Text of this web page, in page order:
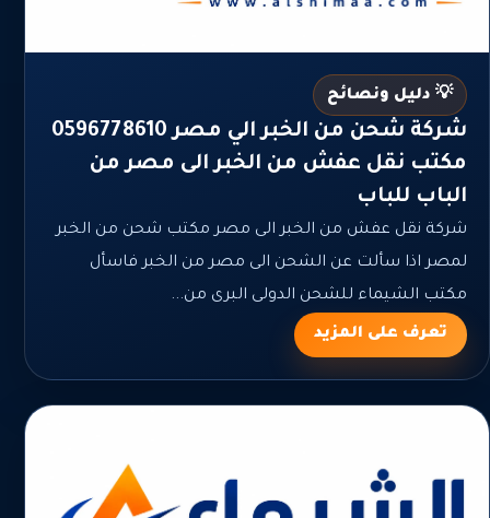
💡 دليل ونصائح
شركة شحن من الخبر الي مصر 0596778610
مكتب نقل عفش من الخبر الى مصر من
الباب للباب
شركة نقل عفش من الخبر الى مصر مكتب شحن من الخبر
لمصر اذا سألت عن الشحن الى مصر من الخبر فاسأل
مكتب الشيماء للشحن الدولى البرى من...
تعرف على المزيد